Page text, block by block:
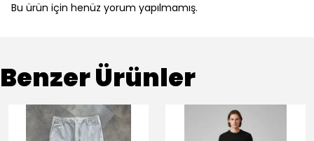
Bu ürün için henüz yorum yapılmamış.
Benzer Ürünler